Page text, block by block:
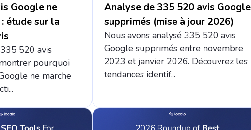
Google ne
étude sur la
520 avis
pourquoi
ne marche
Analyse de 335 520 avis Google
supprimés (mise à jour 2026)
Nous avons analysé 335 520 avis
Google supprimés entre novembre
2023 et janvier 2026. Découvrez les
tendances identif...